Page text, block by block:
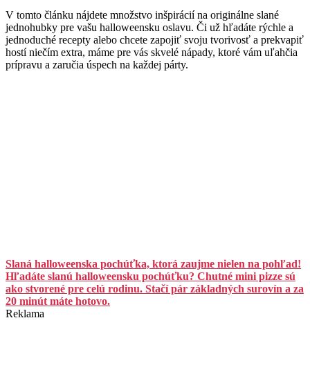
V tomto článku nájdete množstvo inšpirácií na originálne slané
jednohubky pre vašu halloweensku oslavu. Či už hľadáte rýchle a
jednoduché recepty alebo chcete zapojiť svoju tvorivosť a prekvapiť
hostí niečím extra, máme pre vás skvelé nápady, ktoré vám uľahčia
prípravu a zaručia úspech na každej párty.
Slaná halloweenska pochúťka, ktorá zaujme nielen na pohľad!
Hľadáte slanú halloweensku pochúťku? Chutné mini pizze sú
ako stvorené pre celú rodinu. Stačí pár základných surovín a za
20 minút máte hotovo.
Reklama